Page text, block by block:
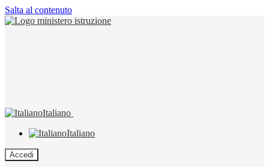
Salta al contenuto
Italiano
Italiano
Accedi